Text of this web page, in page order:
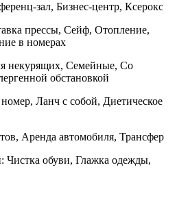
зал, Бизнес-центр, Ксерокс
прессы, Сейф, Отопление,
в номерах
некурящих, Семейные, Со
обстановкой
номер, Ланч с собой, Диетическое
Аренда автомобиля, Трансфер
: Чистка обуви, Глажка одежды,